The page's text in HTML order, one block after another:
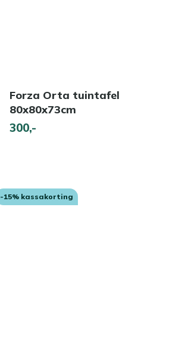
Forza Orta tuintafel
80x80x73cm
300,-
-15% kassakorting